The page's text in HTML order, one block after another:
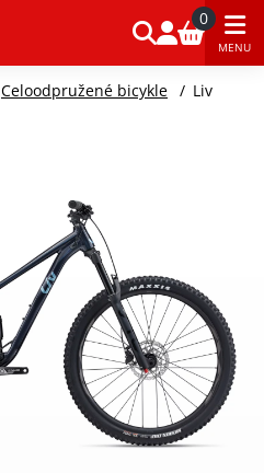
0
MENU
Celoodpružené bicykle / Liv